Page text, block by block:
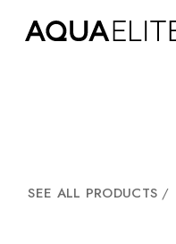
SEE ALL PRODUCTS /